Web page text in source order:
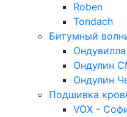
Roben
Tondach
Битумный
Ондувилла
Ондулин
Ондулин
Подшивка
VOX -